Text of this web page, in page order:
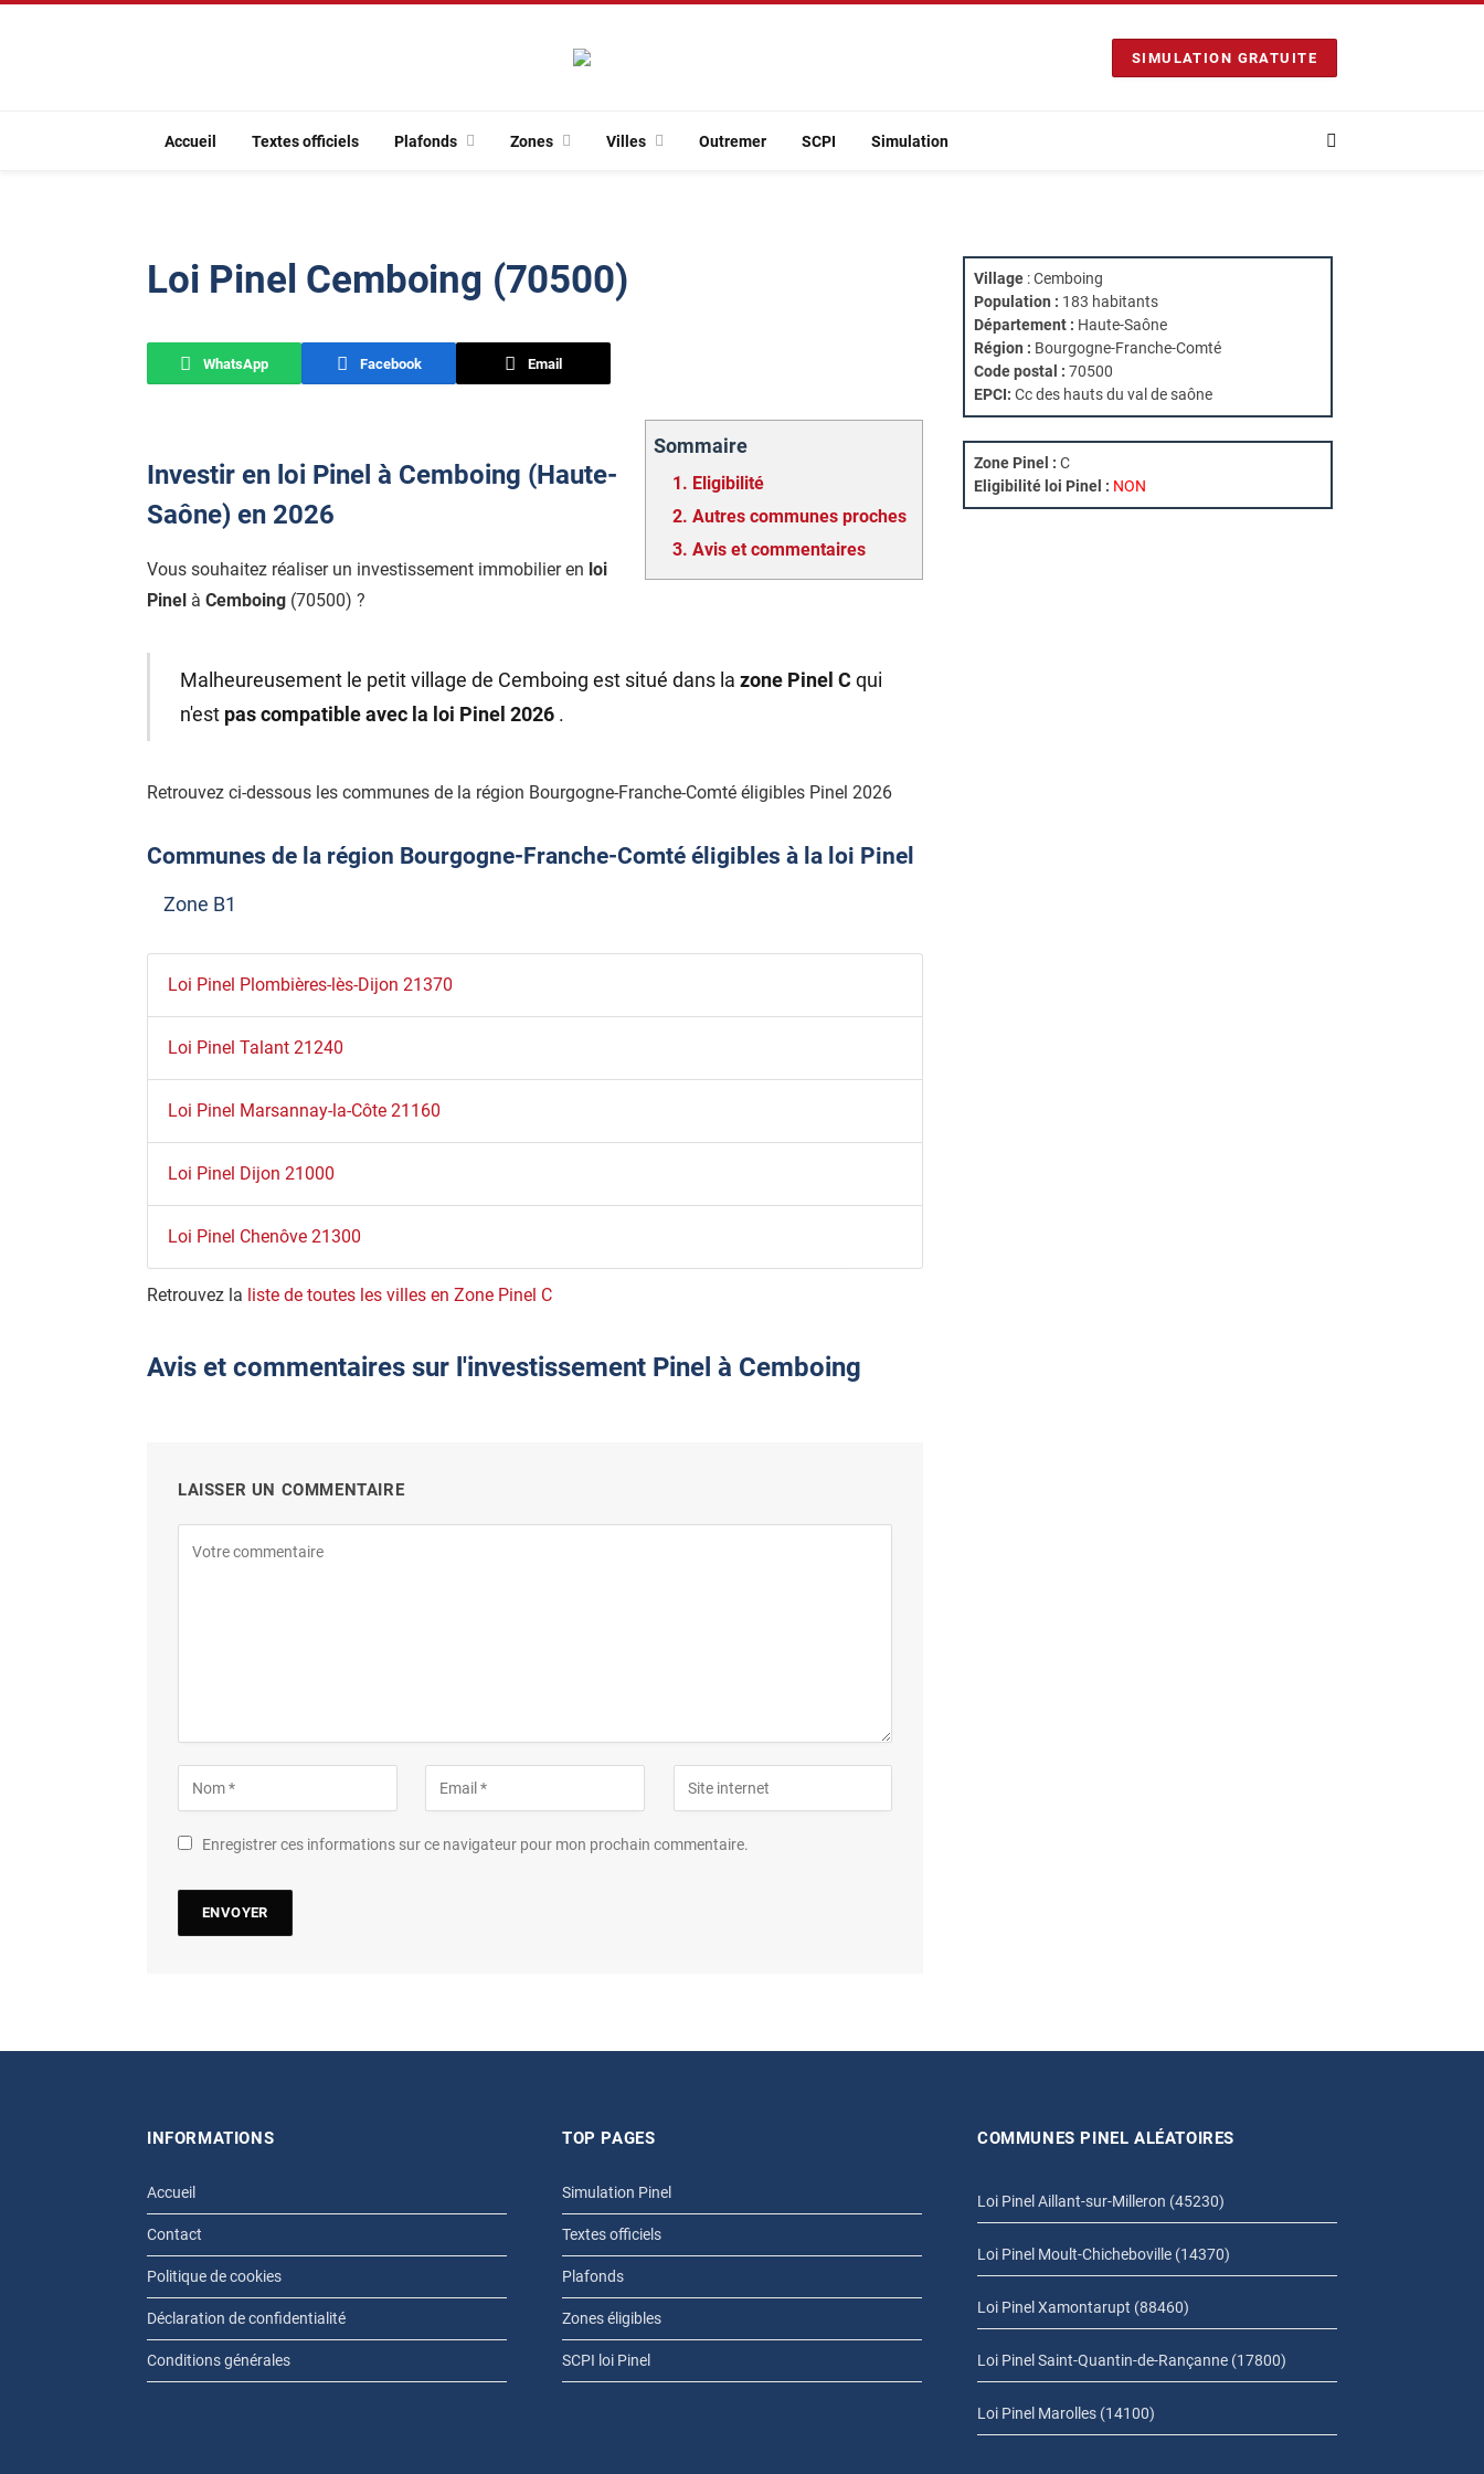
SIMULATION GRATUITE
Accueil Textes officiels Plafonds Zones Villes Outremer SCPI Simulation
Loi Pinel Cemboing (70500)
WhatsApp Facebook Email
Sommaire
1. Eligibilité
2. Autres communes proches
3. Avis et commentaires
Investir en loi Pinel à Cemboing (Haute-
Saône) en 2026
Vous souhaitez réaliser un investissement immobilier en loi
Pinel à Cemboing (70500) ?
Malheureusement le petit village de Cemboing est situé dans la zone Pinel C qui
n'est pas compatible avec la loi Pinel 2026 .
Retrouvez ci-dessous les communes de la région Bourgogne-Franche-Comté éligibles Pinel 2026
Communes de la région Bourgogne-Franche-Comté éligibles à la loi Pinel
Zone B1
Loi Pinel Plombières-lès-Dijon 21370
Loi Pinel Talant 21240
Loi Pinel Marsannay-la-Côte 21160
Loi Pinel Dijon 21000
Loi Pinel Chenôve 21300
Retrouvez la liste de toutes les villes en Zone Pinel C
Avis et commentaires sur l'investissement Pinel à Cemboing
LAISSER UN COMMENTAIRE
Enregistrer ces informations sur ce navigateur pour mon prochain commentaire.
Village : Cemboing
Population : 183 habitants
Département : Haute-Saône
Région : Bourgogne-Franche-Comté
Code postal : 70500
EPCI: Cc des hauts du val de saône
Zone Pinel : C
Eligibilité loi Pinel : NON
INFORMATIONS
Accueil
Contact
Politique de cookies
Déclaration de confidentialité
Conditions générales
TOP PAGES
Simulation Pinel
Textes officiels
Plafonds
Zones éligibles
SCPI loi Pinel
COMMUNES PINEL ALÉATOIRES
Loi Pinel Aillant-sur-Milleron (45230)
Loi Pinel Moult-Chicheboville (14370)
Loi Pinel Xamontarupt (88460)
Loi Pinel Saint-Quantin-de-Rançanne (17800)
Loi Pinel Marolles (14100)